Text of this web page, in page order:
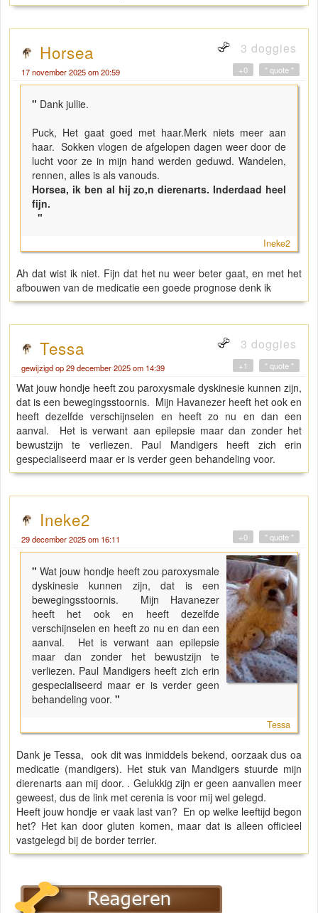
Horsea 3 doggies
17 november 2025 om 20:59 " quote "
+0
" Dank jullie.
Puck, Het gaat goed met haar.Merk niets meer aan
haar. Sokken vlogen de afgelopen dagen weer door de
lucht voor ze in mijn hand werden geduwd. Wandelen,
rennen, alles is als vanouds.
Horsea, ik ben al hij zo,n dierenarts. Inderdaad heel
fijn.
"
Ineke2
Ah dat wist ik niet. Fijn dat het nu weer beter gaat, en met het
afbouwen van de medicatie een goede prognose denk ik
Tessa 3 doggies
gewijzigd op 29 december 2025 om 14:39 " quote "
+1
Wat jouw hondje heeft zou paroxysmale dyskinesie kunnen zijn,
dat is een bewegingsstoornis. Mijn Havanezer heeft het ook en
heeft dezelfde verschijnselen en heeft zo nu en dan een
aanval. Het is verwant aan epilepsie maar dan zonder het
bewustzijn te verliezen. Paul Mandigers heeft zich erin
gespecialiseerd maar er is verder geen behandeling voor.
Ineke2
29 december 2025 om 16:11 " quote "
+0
"Wat jouw hondje heeft zou paroxysmale
dyskinesie kunnen zijn, dat is een
bewegingsstoornis. Mijn Havanezer
heeft het ook en heeft dezelfde
verschijnselen en heeft zo nu en dan een
aanval. Het is verwant aan epilepsie
maar dan zonder het bewustzijn te
verliezen. Paul Mandigers heeft zich erin
gespecialiseerd maar er is verder geen
behandeling voor. "
Tessa
Dank je Tessa, ook dit was inmiddels bekend, oorzaak dus oa
medicatie (mandigers). Het stuk van Mandigers stuurde mijn
dierenarts aan mij door. . Gelukkig zijn er geen aanvallen meer
geweest, dus de link met cerenia is voor mij wel gelegd.
Heeft jouw hondje er vaak last van? En op welke leeftijd begon
het? Het kan door gluten komen, maar dat is alleen officieel
vastgelegd bij de border terrier.